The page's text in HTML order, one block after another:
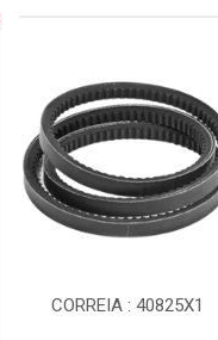
CORREIA : 40825X1